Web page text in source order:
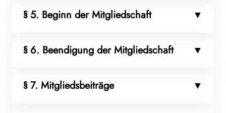
§ 5. Beginn der Mitgliedschaft
§ 6. Beendigung der Mitgliedschaft
§ 7. Mitgliedsbeiträge